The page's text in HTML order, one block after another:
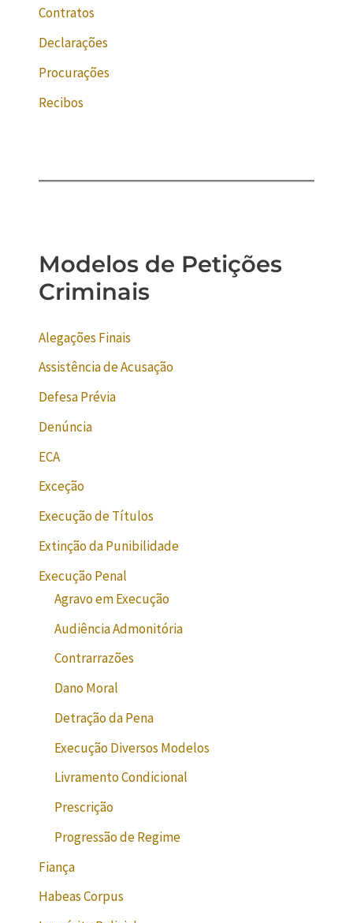
Contratos
Declarações
Procurações
Recibos
Modelos de Petições
Criminais
Alegações Finais
Assistência de Acusação
Defesa Prévia
Denúncia
ECA
Exceção
Execução de Títulos
Extinção da Punibilidade
Execução Penal
Agravo em Execução
Audiência Admonitória
Contrarrazões
Dano Moral
Detração da Pena
Execução Diversos Modelos
Livramento Condicional
Prescrição
Progressão de Regime
Fiança
Habeas Corpus